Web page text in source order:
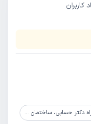
کاربران
مهر، طبقه دوم، مرکز مشاوره شاداب نو